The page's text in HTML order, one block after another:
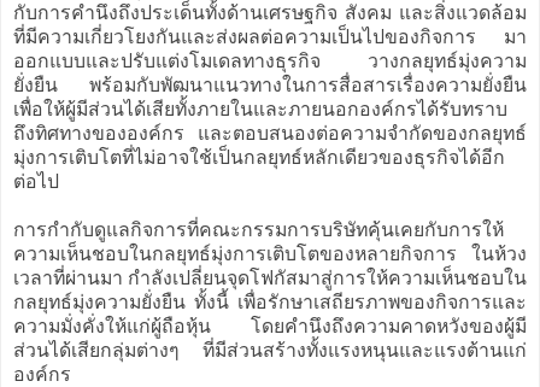
กับการคำนึงถึงประเด็นทั้งด้านเศรษฐกิจ สังคม และสิ่งแวดล้อม
ที่มีความเกี่ยวโยงกันและส่งผลต่อความเป็นไปของกิจการ มา
ออกแบบและปรับแต่งโมเดลทางธุรกิจ วางกลยุทธ์มุ่งความ
ยั่งยืน พร้อมกับพัฒนาแนวทางในการสื่อสารเรื่องความยั่งยืน
เพื่อให้ผู้มีส่วนได้เสียทั้งภายในและภายนอกองค์กรได้รับทราบ
ถึงทิศทางขององค์กร และตอบสนองต่อความจำกัดของกลยุทธ์
มุ่งการเติบโตที่ไม่อาจใช้เป็นกลยุทธ์หลักเดียวของธุรกิจได้อีก
ต่อไป
การกำกับดูแลกิจการที่คณะกรรมการบริษัทคุ้นเคยกับการให้
ความเห็นชอบในกลยุทธ์มุ่งการเติบโตของหลายกิจการ ในห้วง
เวลาที่ผ่านมา กำลังเปลี่ยนจุดโฟกัสมาสู่การให้ความเห็นชอบใน
กลยุทธ์มุ่งความยั่งยืน ทั้งนี้ เพื่อรักษาเสถียรภาพของกิจการและ
ความมั่งคั่งให้แก่ผู้ถือหุ้น โดยคำนึงถึงความคาดหวังของผู้มี
ส่วนได้เสียกลุ่มต่างๆ ที่มีส่วนสร้างทั้งแรงหนุนและแรงต้านแก่
องค์กร